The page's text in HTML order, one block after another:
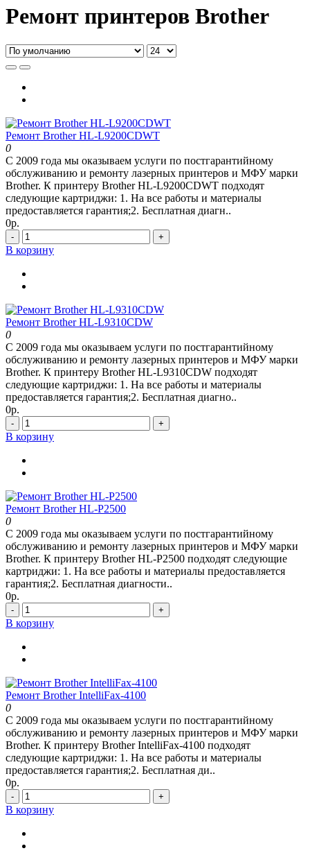
Ремонт принтеров Brother
Ремонт Brother HL-L9200CDWT
0
С 2009 года мы оказываем услуги по постгарантийному
обслуживанию и ремонту лазерных принтеров и МФУ марки
Brother. К принтеру Brother HL-L9200CDWT подходят
следующие картриджи: 1. На все работы и материалы
предоставляется гарантия;2. Бесплатная диагн..
0р.
- +
В корзину
Ремонт Brother HL-L9310CDW
0
С 2009 года мы оказываем услуги по постгарантийному
обслуживанию и ремонту лазерных принтеров и МФУ марки
Brother. К принтеру Brother HL-L9310CDW подходят
следующие картриджи: 1. На все работы и материалы
предоставляется гарантия;2. Бесплатная диагно..
0р.
- +
В корзину
Ремонт Brother HL-P2500
0
С 2009 года мы оказываем услуги по постгарантийному
обслуживанию и ремонту лазерных принтеров и МФУ марки
Brother. К принтеру Brother HL-P2500 подходят следующие
картриджи: 1. На все работы и материалы предоставляется
гарантия;2. Бесплатная диагности..
0р.
- +
В корзину
Ремонт Brother IntelliFax-4100
0
С 2009 года мы оказываем услуги по постгарантийному
обслуживанию и ремонту лазерных принтеров и МФУ марки
Brother. К принтеру Brother IntelliFax-4100 подходят
следующие картриджи: 1. На все работы и материалы
предоставляется гарантия;2. Бесплатная ди..
0р.
- +
В корзину